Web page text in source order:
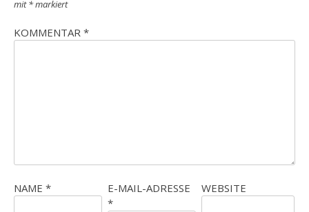
mit*markiert
KOMMENTAR *
NAME *
E-MAIL-ADRESSE
*
WEBSITE